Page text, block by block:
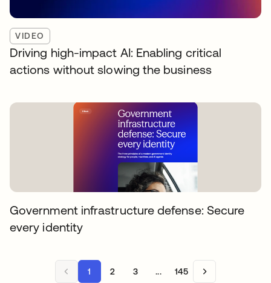
VIDEO
Driving high-impact AI: Enabling critical
actions without slowing the business
Government infrastructure defense: Secure
every identity
1 2 3 ... 145